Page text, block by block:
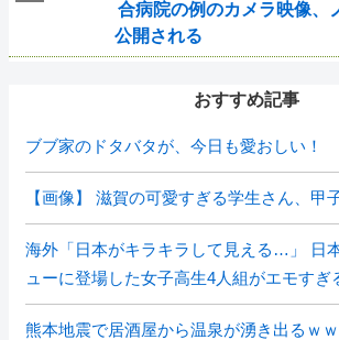
合病院の例のカメラ映像、
公開される
おすすめ記事
ブブ家のドタバタが、今日も愛おしい！
【画像】 滋賀の可愛すぎる学生さん、甲
海外「日本がキラキラして見える…」 日
ューに登場した女子高生4人組がエモすぎ
熊本地震で居酒屋から温泉が湧き出るｗ